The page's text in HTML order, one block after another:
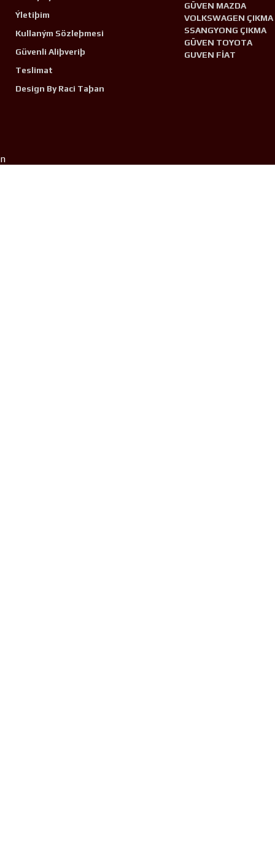
Ýletiþim
Kullaným Sözleþmesi
Güvenli Aliþveriþ
Teslimat
Design By Raci Taþan
GÜVEN MAZDA
VOLKSWAGEN ÇIKMA
SSANGYONG ÇIKMA
GÜVEN TOYOTA
GUVEN FİAT
n